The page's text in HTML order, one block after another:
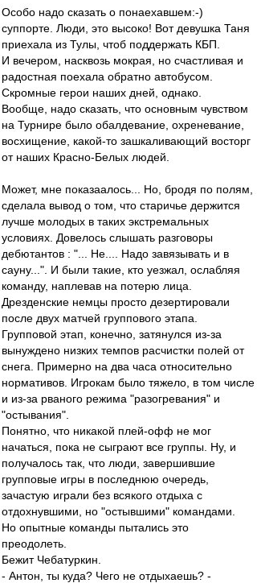
Особо надо сказать о понаехавшем:-)
суппорте. Люди, это высоко! Вот девушка Таня
приехала из Тулы, чтоб поддержать КБП.
И вечером, насквозь мокрая, но счастливая и
радостная поехала обратно автобусом.
Скромные герои наших дней, однако.
Вообще, надо сказать, что основным чувством
на Турнире было обалдевание, охреневание,
восхищение, какой-то зашкаливающий восторг
от наших Красно-Белых людей.
Может, мне показаалось... Но, бродя по полям,
сделала вывод о том, что старичье держится
лучше молодых в таких экстремальных
условиях. Довелось слышать разговоры
дебютантов : "... Не.... Надо завязывать и в
сауну...". И были такие, кто уезжал, ослабляя
команду, наплевав на потерю лица.
Дрезденские немцы просто дезертировали
после двух матчей группового этапа.
Групповой этап, конечно, затянулся из-за
вынуждено низких темпов расчистки полей от
снега. Примерно на два часа относительно
нормативов. Игрокам было тяжело, в том числе
и из-за рваного режима "разогревания" и
"остывания".
Понятно, что никакой плей-офф не мог
начаться, пока не сыграют все группы. Ну, и
получалось так, что люди, завершившие
групповые игры в последнюю очередь,
зачастую играли без всякого отдыха с
отдохнувшими, но "остывшими" командами.
Но опытные команды пытались это
преодолеть.
Бежит Чебатуркин.
- Антон, ты куда? Чего не отдыхаешь? -